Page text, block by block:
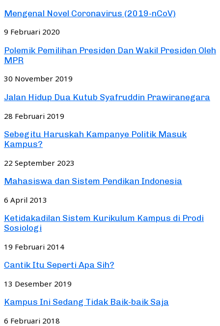
Mengenal Novel Coronavirus (2019-nCoV)
9 Februari 2020
Polemik Pemilihan Presiden Dan Wakil Presiden Oleh
MPR
30 November 2019
Jalan Hidup Dua Kutub Syafruddin Prawiranegara
28 Februari 2019
Sebegitu Haruskah Kampanye Politik Masuk
Kampus?
22 September 2023
Mahasiswa dan Sistem Pendikan Indonesia
6 April 2013
Ketidakadilan Sistem Kurikulum Kampus di Prodi
Sosiologi
19 Februari 2014
Cantik Itu Seperti Apa Sih?
13 Desember 2019
Kampus Ini Sedang Tidak Baik-baik Saja
6 Februari 2018